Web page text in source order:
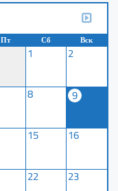
Пт Сб Вск
1 2
8
9
15 16
22 23